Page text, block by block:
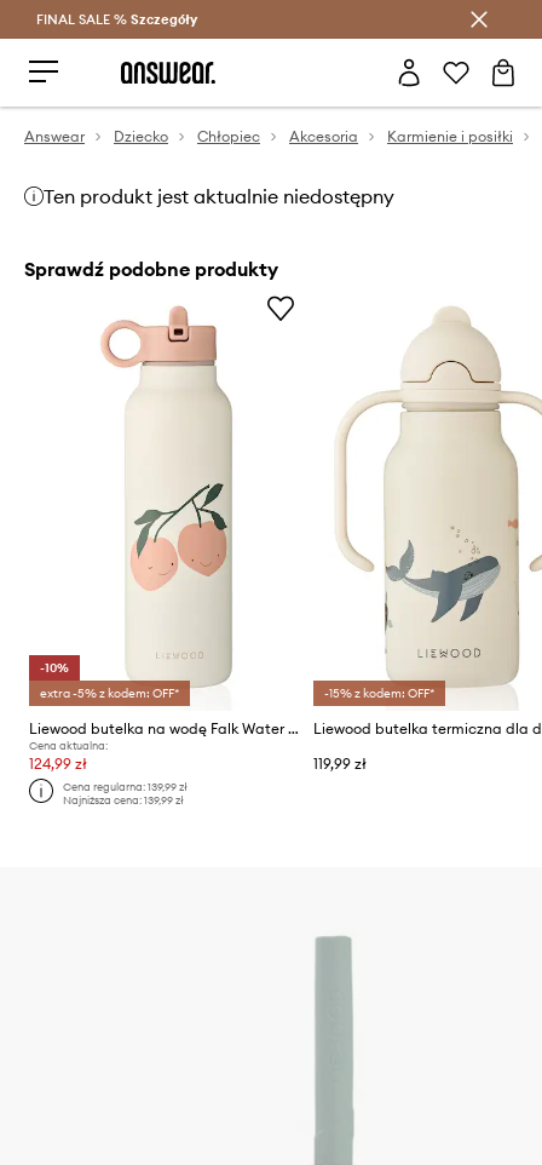
Oszczędzaj z Answear Club >
FINAL SALE % Szczegóły
Answear Dziecko Chłopiec Akcesoria Karmienie i posiłki
Ten produkt jest aktualnie niedostępny
Sprawdź podobne produkty
-10%
extra -5% z kodem: OFF*
Liewood butelka na wodę Falk Water Bottle 500 ml
Cena aktualna:
124,99 zł
Cena regularna:139,99 zł
Najniższa cena:139,99 zł
-15% z kodem: OFF*
119,99 zł